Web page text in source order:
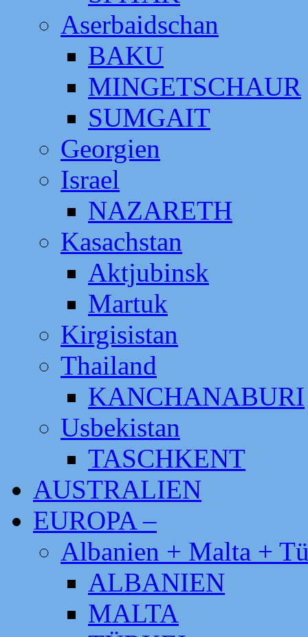
Aserbaidschan
BAKU
MINGETSCHAUR
SUMGAIT
Georgien
Israel
NAZARETH
Kasachstan
Aktjubinsk
Martuk
Kirgisistan
Thailand
KANCHANABURI
Usbekistan
TASCHKENT
AUSTRALIEN
EUROPA –
Albanien + Malta +
ALBANIEN
MALTA